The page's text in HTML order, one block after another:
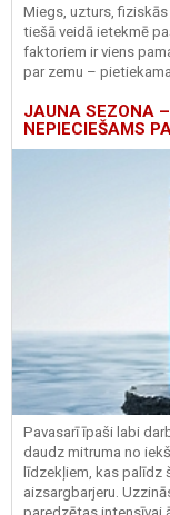
Miegs, uzturs,
tiešā veidā ietekmē
faktoriem ir viens
par zemu –
JAUNA SEZONA
NEPIECIEŠAMS
Pavasarī īpaši labi
daudz mitruma no
līdzekļiem, kas palīdz
aizsargbarjeru.